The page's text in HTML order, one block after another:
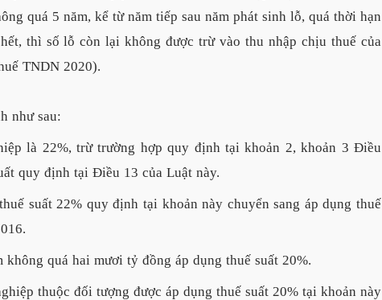
quá 5 năm, kể từ năm tiếp sau năm phát sinh lỗ, quá thời hạn
thì số lỗ còn lại không được trừ vào thu nhập chịu thuế của
TNDN 2020).
như sau:
là 22%, trừ trường hợp quy định tại khoản 2, khoản 3 Điều
quy định tại Điều 13 của Luật này.
suất 22% quy định tại khoản này chuyển sang áp dụng thuế
quá hai mươi tỷ đồng áp dụng thuế suất 20%.
thuộc đối tượng được áp dụng thuế suất 20% tại khoản này